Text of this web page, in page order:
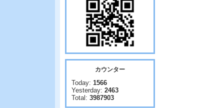
カウンター
Today: 1566
Yesterday: 2463
Total: 3987903